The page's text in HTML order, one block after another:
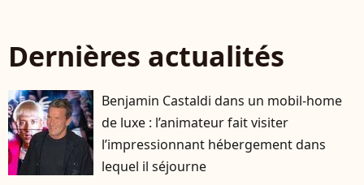
Dernières actualités
Benjamin Castaldi dans un mobil-home
de luxe : l’animateur fait visiter
l’impressionnant hébergement dans
lequel il séjourne